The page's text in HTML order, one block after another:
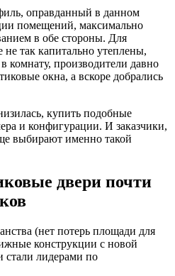
оправданный в данном
помещений, максимально
в обе стороны. Для
так капитально утеплены,
комнату, производители давно
окна, а вскоре добрались
купить подобные
и конфигурации. И заказчики,
выбирают именно такой
двери почти
(нет потерь площади для
конструкции с новой
стали лидерами по